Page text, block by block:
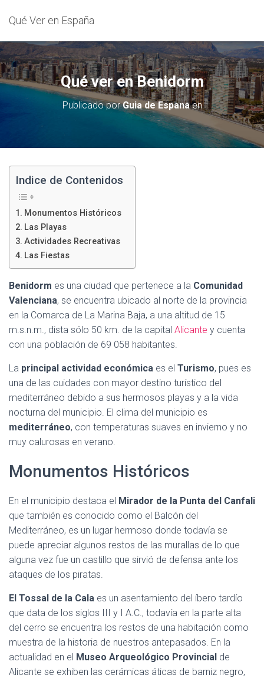
Qué Ver en España
Qué ver en Benidorm
Publicado porGuia de Espanaen
Indice de Contenidos
Monumentos Históricos
Las Playas
Actividades Recreativas
Las Fiestas
Benidorm es una ciudad que pertenece a la Comunidad
Valenciana, se encuentra ubicado al norte de la provincia
en la Comarca de La Marina Baja, a una altitud de 15
m.s.n.m., dista sólo 50 km. de la capital Alicante y cuenta
con una población de 69 058 habitantes.
La principal actividad económica es el Turismo, pues es
una de las cuidades con mayor destino turístico del
mediterráneo debido a sus hermosos playas y a la vida
nocturna del municipio. El clima del municipio es
mediterráneo, con temperaturas suaves en invierno y no
muy calurosas en verano.
Monumentos Históricos
En el municipio destaca el Mirador de la Punta del Canfali
que también es conocido como el Balcón del
Mediterráneo, es un lugar hermoso donde todavía se
puede apreciar algunos restos de las murallas de lo que
alguna vez fue un castillo que sirvió de defensa ante los
ataques de los piratas.
El Tossal de la Cala es un asentamiento del íbero tardío
que data de los siglos III y I A.C., todavía en la parte alta
del cerro se encuentra los restos de una habitación como
muestra de la historia de nuestros antepasados. En la
actualidad en el Museo Arqueológico Provincial de
Alicante se exhiben las cerámicas áticas de barniz negro,